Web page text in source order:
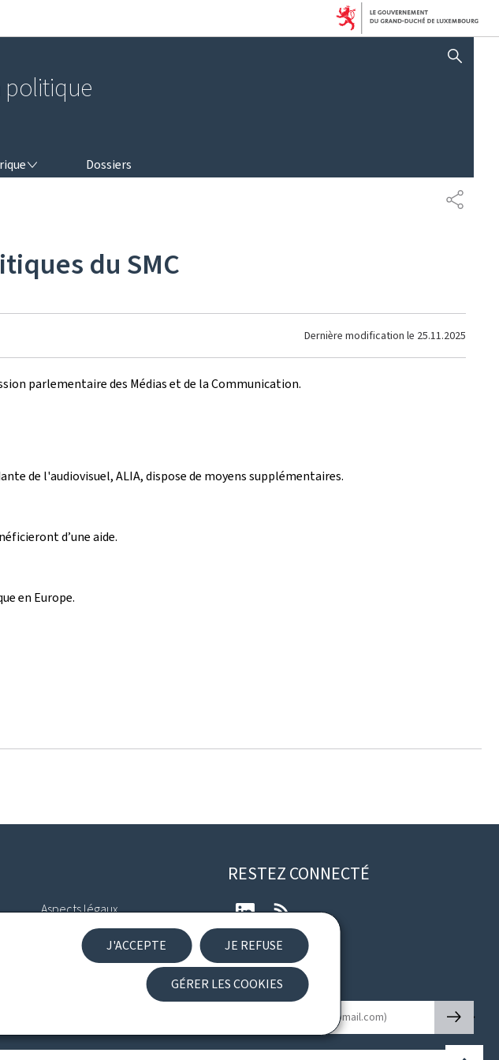
J'ACCEPTE JE REFUSE
GÉRER LES COOKIES
politique
AFFICHER / MASQUER
Dossiers
du SMC
Dernière modification le 25.11.2025
parlementaire des Médias et de la Communication.
de l'audiovisuel, ALIA, dispose de moyens supplémentaires.
d’une aide.
en Europe.
Aspects légaux
Déclaration d'accessibilité
RESTEZ CONNECTÉ
LinkedInRSS
Newsletter
🡒
Haut